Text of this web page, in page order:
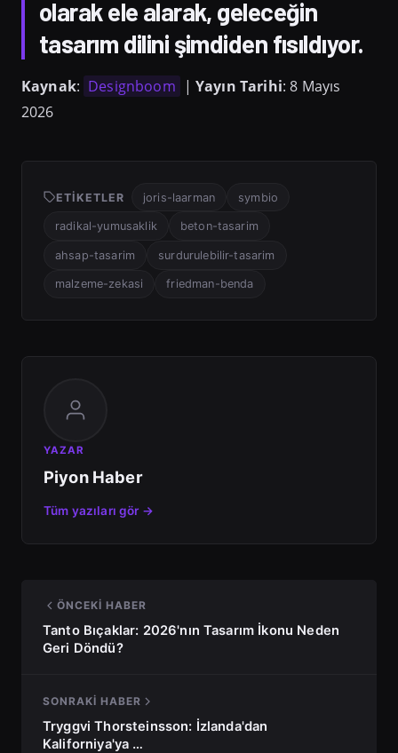
olarak ele alarak, geleceğin
tasarım dilini şimdiden fısıldıyor.
Kaynak: Designboom | Yayın Tarihi: 8 Mayıs
2026
ETIKETLER joris-laarman symbio
radikal-yumusaklik beton-tasarim
ahsap-tasarim surdurulebilir-tasarim
malzeme-zekasi friedman-benda
YAZAR
Piyon Haber
Tüm yazıları gör →
ÖNCEKI HABER
Tanto Bıçaklar: 2026'nın Tasarım İkonu Neden
Geri Döndü?
SONRAKI HABER
Tryggvi Thorsteinsson: İzlanda'dan
Kaliforniya'ya …